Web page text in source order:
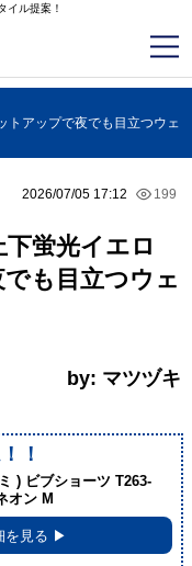
イル提案！
トアップで夜でも目立つウェ
2026/07/05 17:12 199
下蛍光イエロ
も目立つウェ
by: マツヅキ
！
) ビブショーツ T263-
オン M
を見る ▶︎